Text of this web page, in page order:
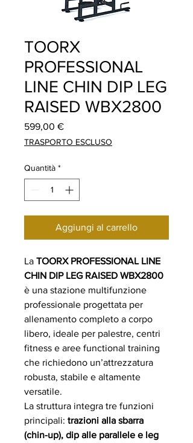
TOORX
PROFESSIONAL
LINE CHIN DIP LEG
RAISED WBX2800
599,00 €Prezzo
TRASPORTO ESCLUSO
Quantità *
Aggiungi al carrello
La TOORX PROFESSIONAL LINE
CHIN DIP LEG RAISED WBX2800
è una stazione multifunzione
professionale progettata per
allenamento completo a corpo
libero, ideale per palestre, centri
fitness e aree functional training
che richiedono un’attrezzatura
robusta, stabile e altamente
versatile.
La struttura integra tre funzioni
principali: trazioni alla sbarra
(chin-up), dip alle parallele e leg